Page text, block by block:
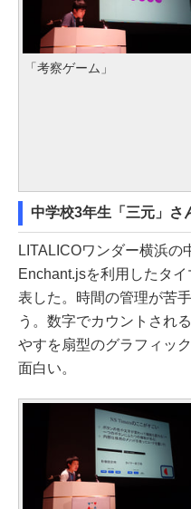
「考察ゲーム」
中学校3年生「三元」さ
LITALICOワンダー横浜の
Enchant.jsを利用したタ
表した。時間の管理が苦
う。数字でカウントされ
やすを扇型のグラフィッ
面白い。